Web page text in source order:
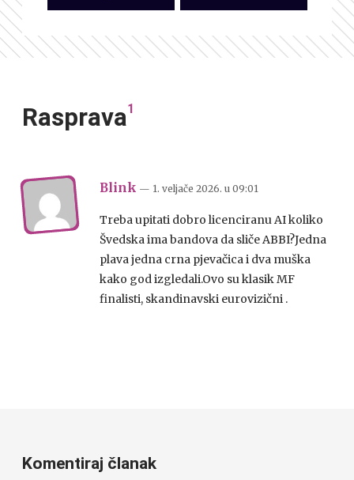
Rasprava1
Blink — 1. veljače 2026. u 09:01
Treba upitati dobro licenciranu AI koliko
Švedska ima bandova da sliče ABBI?Jedna
plava jedna crna pjevačica i dva muška
kako god izgledali.Ovo su klasik MF
finalisti, skandinavski eurovizični .
Komentiraj članak